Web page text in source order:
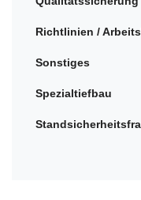
Richtlinien /
Sonstiges
Spezialtiefbau